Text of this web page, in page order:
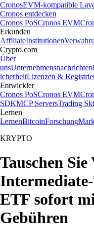
CronosEVM-kompatible
Cronos entdecken
Cronos PoSCronos EVM
Erkunden
AffiliateInstitutionen
Crypto.com
Über
unsUnternehmensnachrichten
icherheitLizenzen &
Entwickler
Cronos PoSCronos EVM
SDKMCP ServersTrading
Lernen
LernenBitcoinForschung
KRYPTO
Tauschen
ETF sofort
Gebühren